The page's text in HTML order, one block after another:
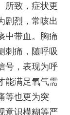
所致，症状更
剧烈，常咳出
中带血。胸痛
刺痛，随呼吸
号，表现为呼
能满足氧气需
等也更为突
意识模糊等严